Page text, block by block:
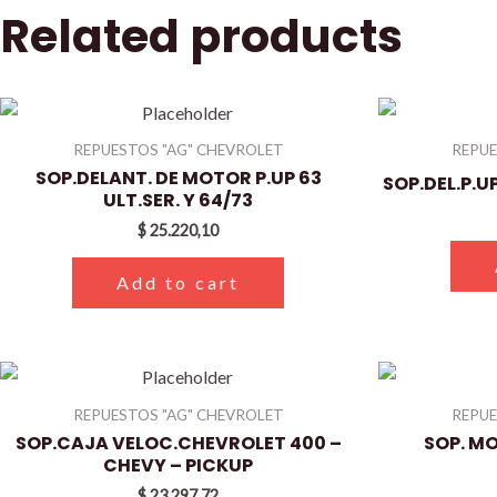
Related products
REPUESTOS "AG" CHEVROLET
SOP.DELANT. DE MOTOR P.UP 63
ULT.SER. Y 64/73
$25.220,10
Add to cart
REPUESTOS "AG" CHEVROLET
SOP.CAJA VELOC.CHEVROLET 400 –
CHEVY – PICKUP
SOP.